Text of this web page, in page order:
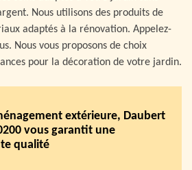
Nous utilisons des produits de
adaptés à la rénovation. Appelez-
Nous vous proposons de choix
pour la décoration de votre jardin.
extérieure, Daubert
vous garantit une
qualité